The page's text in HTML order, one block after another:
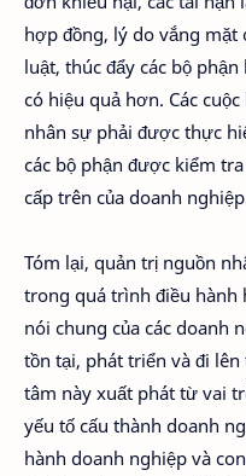
hợp đồng, lý do vắng mặt
luật, thúc đẩy các bộ
có hiệu quả hơn. Các
nhân sự phải được thực
các bộ phận được kiểm
cấp trên của doanh
Tóm lại, quản trị nguồn
trong quá trình điều hành
nói chung của các doanh
tồn tại, phát triển và đi
tâm này xuất phát từ vai
yếu tố cấu thành doanh
hành doanh nghiệp và